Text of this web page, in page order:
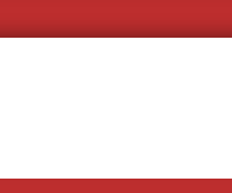
Neue Farben bringt der